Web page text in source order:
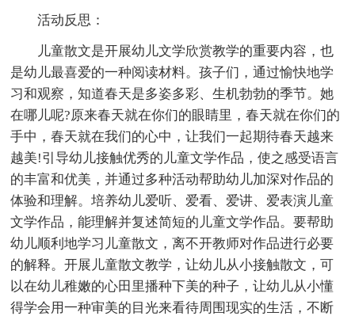
活动反思：
儿童散文是开展幼儿文学欣赏教学的重要内容，也
是幼儿最喜爱的一种阅读材料。孩子们，通过愉快地学
习和观察，知道春天是多姿多彩、生机勃勃的季节。她
在哪儿呢?原来春天就在你们的眼睛里，春天就在你们的
手中，春天就在我们的心中，让我们一起期待春天越来
越美!引导幼儿接触优秀的儿童文学作品，使之感受语言
的丰富和优美，并通过多种活动帮助幼儿加深对作品的
体验和理解。培养幼儿爱听、爱看、爱讲、爱表演儿童
文学作品，能理解并复述简短的儿童文学作品。要帮助
幼儿顺利地学习儿童散文，离不开教师对作品进行必要
的解释。开展儿童散文教学，让幼儿从小接触散文，可
以在幼儿稚嫩的心田里播种下美的种子，让幼儿从小懂
得学会用一种审美的目光来看待周围现实的生活，不断